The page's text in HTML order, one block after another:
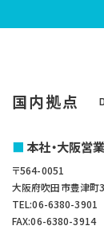
国内拠点
本社・大阪営
〒564-0051
大阪府吹田市豊津町
TEL:06-6380-3901
FAX:06-6380-3914